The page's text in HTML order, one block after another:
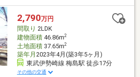
2,790万円
間取り 2LDK
建物面積46.86m2
土地面積37.65m2
築年月 2023年4月(築3年5ヶ月)
東武伊勢崎線 梅島駅 徒歩17分
その他の交通